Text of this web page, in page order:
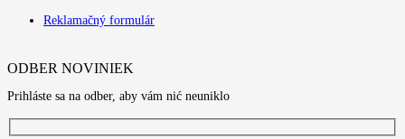
Reklamačný formulár
ODBER NOVINIEK
Prihláste sa na odber, aby vám nić neuniklo